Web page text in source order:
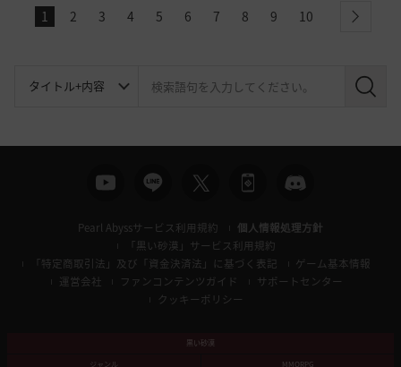
1 2 3 4 5 6 7 8 9 10 next
検
Pearl Abyssサービス利用規約
個人情報処理方針
「黒い砂漠」サービス利用規約
「特定商取引法」及び「資金決済法」に基づく表記
ゲーム基本情報
運営会社
ファンコンテンツガイド
サポートセンター
クッキーポリシー
黒い砂漠
ジャンル
MMORPG